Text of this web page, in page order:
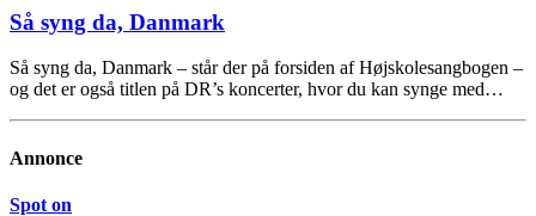
Så syng da, Danmark
Så syng da, Danmark – står der på forsiden af Højskolesangbogen –
og det er også titlen på DR’s koncerter, hvor du kan synge med…
Annonce
Spot on